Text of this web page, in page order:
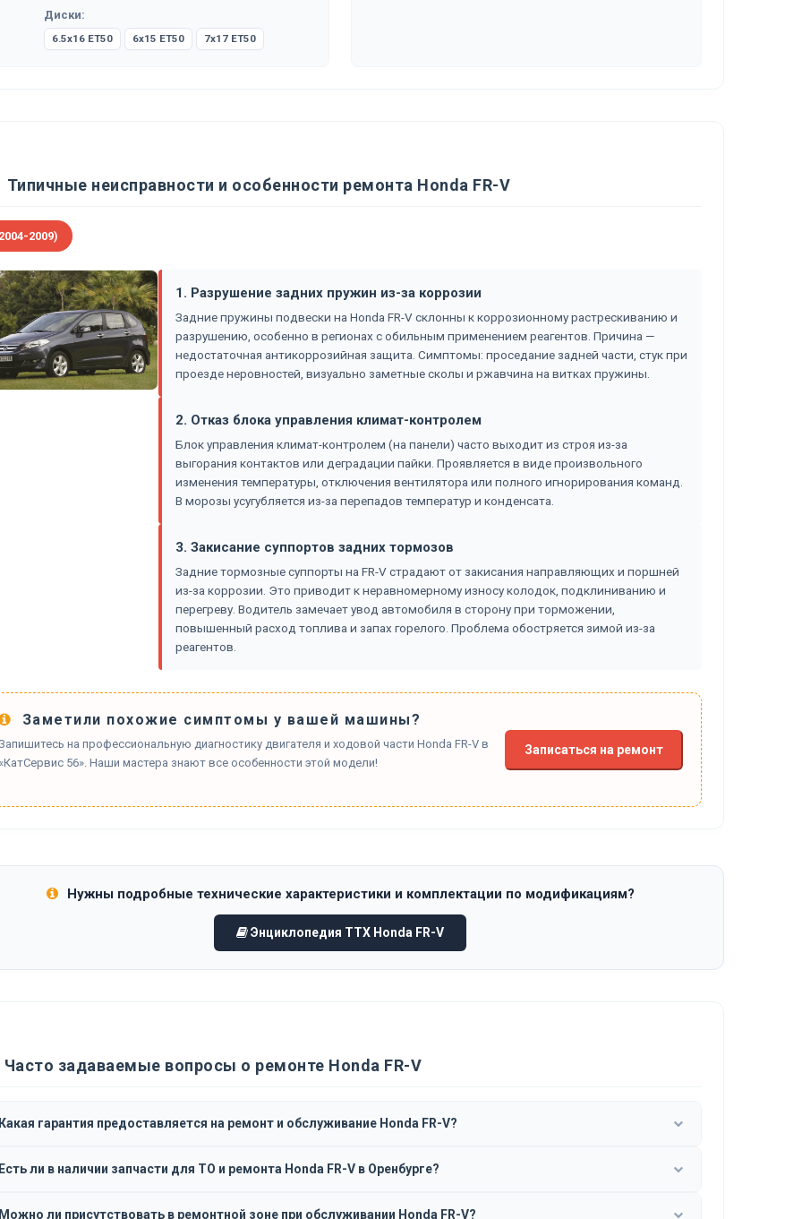
Диски:
6.5x16 ET50 6x15 ET50 7x17 ET50
Типичные неисправности и особенности ремонта Honda FR-V
2009)
1. Разрушение задних пружин из-за коррозии
Задние пружины подвески на Honda FR-V склонны к коррозионному растрескиванию и
разрушению, особенно в регионах с обильным применением реагентов. Причина —
недостаточная антикоррозийная защита. Симптомы: проседание задней части, стук при
проезде неровностей, визуально заметные сколы и ржавчина на витках пружины.
2. Отказ блока управления климат-контролем
Блок управления климат-контролем (на панели) часто выходит из строя из-за
выгорания контактов или деградации пайки. Проявляется в виде произвольного
изменения температуры, отключения вентилятора или полного игнорирования команд.
В морозы усугубляется из-за перепадов температур и конденсата.
3. Закисание суппортов задних тормозов
Задние тормозные суппорты на FR-V страдают от закисания направляющих и поршней
из-за коррозии. Это приводит к неравномерному износу колодок, подклиниванию и
перегреву. Водитель замечает увод автомобиля в сторону при торможении,
повышенный расход топлива и запах горелого. Проблема обостряется зимой из-за
реагентов.
Заметили похожие симптомы у вашей машины?
на профессиональную диагностику двигателя и ходовой части Honda FR-V в
56». Наши мастера знают все особенности этой модели!
Записаться на ремонт
Нужны подробные технические характеристики и комплектации по модификациям?
Энциклопедия ТТХ Honda FR-V
Часто задаваемые вопросы о ремонте Honda FR-V
гарантия предоставляется на ремонт и обслуживание Honda FR-V?
ли в наличии запчасти для ТО и ремонта Honda FR-V в Оренбурге?
ли присутствовать в ремонтной зоне при обслуживании Honda FR-V?